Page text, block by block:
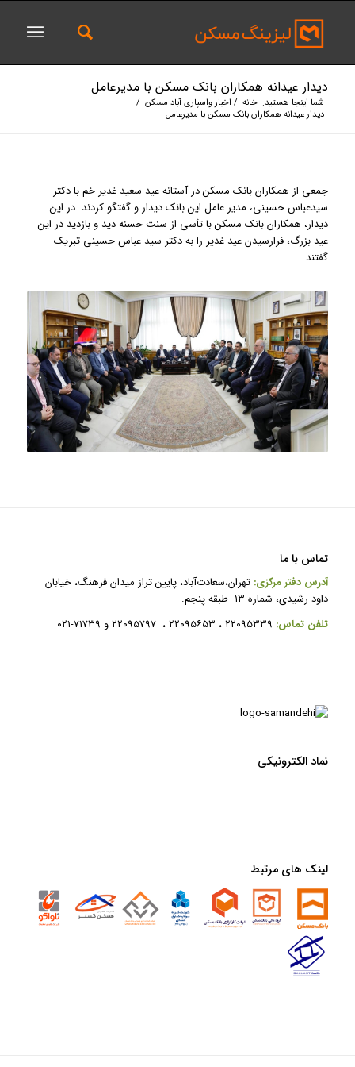
دیدار عیدانه همکاران بانک مسکن با مدیرعامل
شما اینجا هستید: خانه / اخبار واسپاری آباد مسکن /
دیدار عیدانه همکاران بانک مسکن با مدیرعامل...
جمعی از همکاران بانک مسکن در آستانه عید سعید غدیر خم با دکتر
سیدعباس حسینی، مدیر عامل این بانک دیدار و گفتگو کردند. در این
دیدار، همکاران بانک مسکن با تأسی از سنت حسنه دید و بازدید در این
عید بزرگ، فرارسیدن عید غدیر را به دکتر سید عباس حسینی تبریک
گفتند.
تماس با ما
آدرس دفتر مرکزی: تهران،سعادت‌آباد، پایین تراز میدان فرهنگ، خیابان
داود رشیدی، شماره ۱۳- طبقه پنجم.
تلفن تماس: ۲۲۰۹۵۳۳۹ ، ۲۲۰۹۵۶۵۳ ، ۲۲۰۹۵۷۹۷ و ۷۱۷۳۹-۰۲۱
نماد الکترونیکی
لینک های مرتبط